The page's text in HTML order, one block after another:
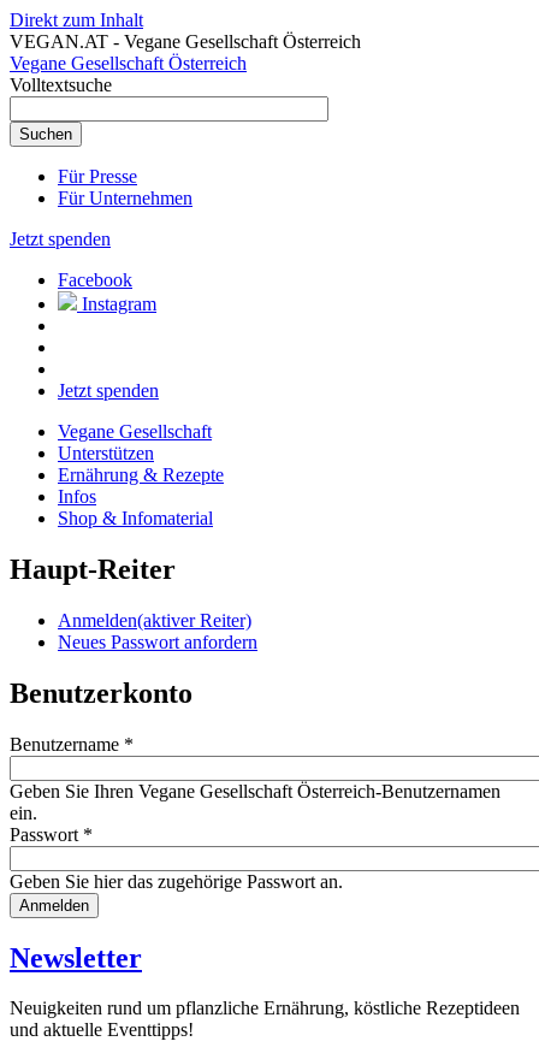
Direkt zum Inhalt
VEGAN.AT - Vegane Gesellschaft Österreich
Vegane Gesellschaft Österreich
Volltextsuche
Für Presse
Für Unternehmen
Jetzt spenden
Facebook
Instagram
Jetzt spenden
Vegane Gesellschaft
Unterstützen
Ernährung & Rezepte
Infos
Shop & Infomaterial
Haupt-Reiter
Anmelden(aktiver Reiter)
Neues Passwort anfordern
Benutzerkonto
Benutzername *
Geben Sie Ihren Vegane Gesellschaft Österreich-Benutzernamen
ein.
Passwort *
Geben Sie hier das zugehörige Passwort an.
Website
URL
Newsletter
Neuigkeiten rund um pflanzliche Ernährung, köstliche Rezeptideen
und aktuelle Eventtipps!